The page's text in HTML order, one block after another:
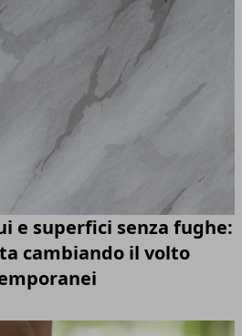
e superfici senza fughe:
cambiando il volto